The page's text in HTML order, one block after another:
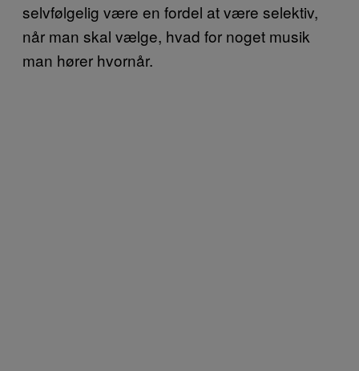
selvfølgelig være en fordel at være selektiv,
når man skal vælge, hvad for noget musik
man hører hvornår.